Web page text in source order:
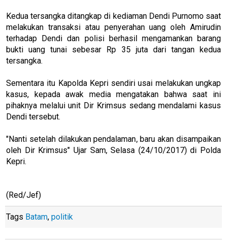
Kedua tersangka ditangkap di kediaman Dendi Purnomo saat
melakukan transaksi atau penyerahan uang oleh Amirudin
terhadap Dendi dan polisi berhasil mengamankan barang
bukti uang tunai sebesar Rp 35 juta dari tangan kedua
tersangka.
Sementara itu Kapolda Kepri sendiri usai melakukan ungkap
kasus, kepada awak media mengatakan bahwa saat ini
pihaknya melalui unit Dir Krimsus sedang mendalami kasus
Dendi tersebut.
"Nanti setelah dilakukan pendalaman, baru akan disampaikan
oleh Dir Krimsus" Ujar Sam, Selasa (24/10/2017) di Polda
Kepri.
(Red/Jef)
Tags Batam, politik